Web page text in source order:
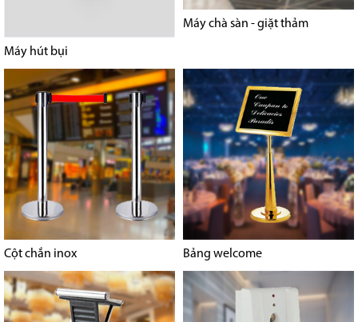
Máy hút bụi
Máy chà sàn - giặt thảm
Cột chắn inox Bảng welcome